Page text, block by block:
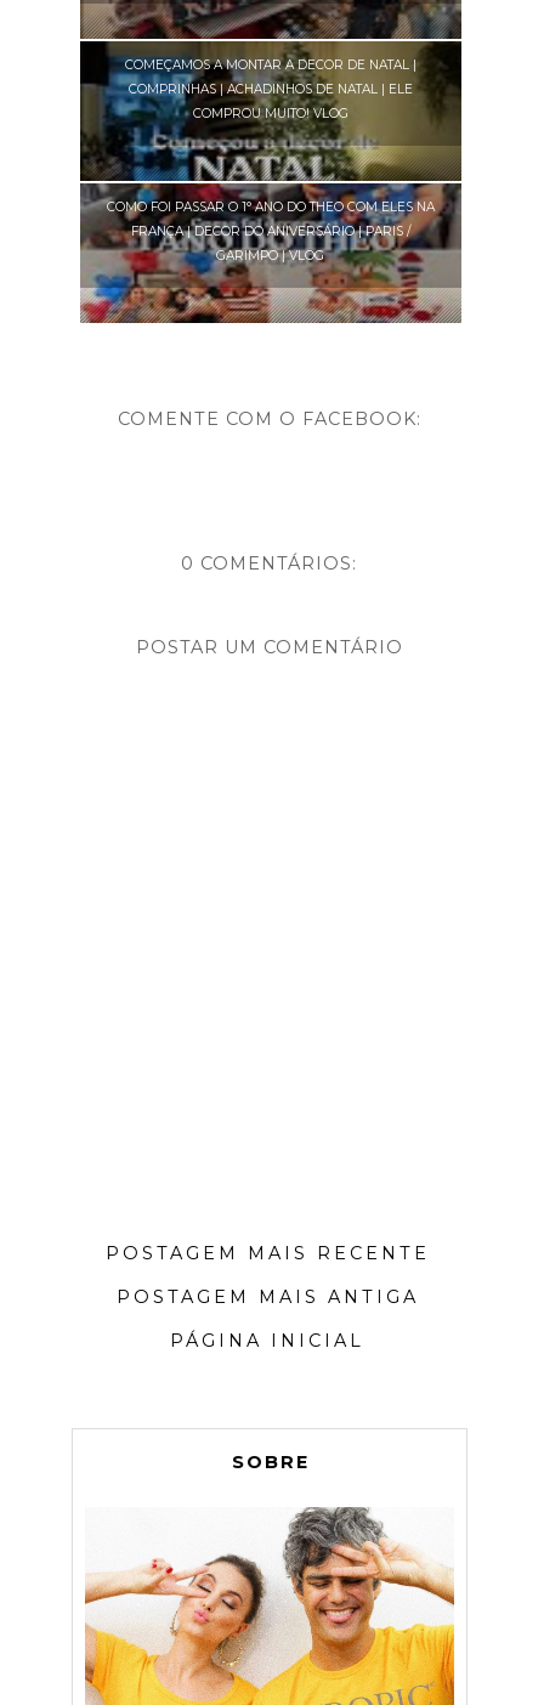
COMEÇAMOS A MONTAR A DECOR DE NATAL |
COMPRINHAS | ACHADINHOS DE NATAL | ELE
COMPROU MUITO! VLOG
COMO FOI PASSAR O 1° ANO DO THEO COM ELES NA
FRANÇA | DECOR DO ANIVERSÁRIO | PARIS /
GARIMPO | VLOG
COMENTE COM O FACEBOOK:
0 COMENTÁRIOS:
POSTAR UM COMENTÁRIO
POSTAGEM MAIS RECENTE
POSTAGEM MAIS ANTIGA
PÁGINA INICIAL
SOBRE